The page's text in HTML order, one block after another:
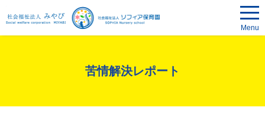
Menu
苦情解決レポート